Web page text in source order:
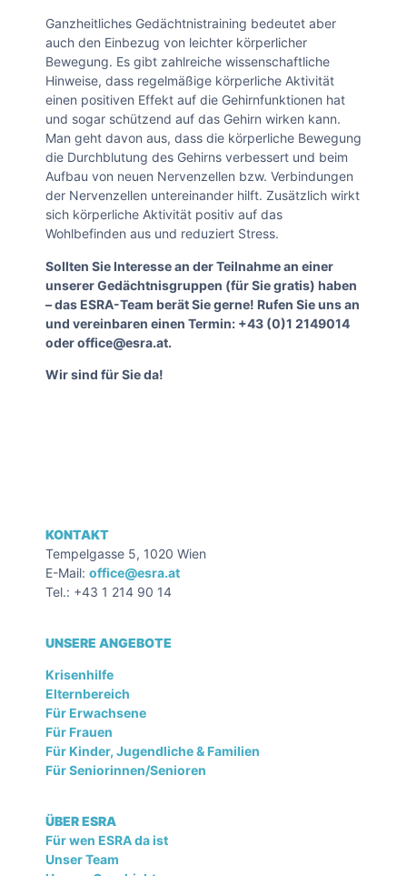
Ganzheitliches Gedächtnistraining bedeutet aber
auch den Einbezug von leichter körperlicher
Bewegung. Es gibt zahlreiche wissenschaftliche
Hinweise, dass regelmäßige körperliche Aktivität
einen positiven Effekt auf die Gehirnfunktionen hat
und sogar schützend auf das Gehirn wirken kann.
Man geht davon aus, dass die körperliche Bewegung
die Durchblutung des Gehirns verbessert und beim
Aufbau von neuen Nervenzellen bzw. Verbindungen
der Nervenzellen untereinander hilft. Zusätzlich wirkt
sich körperliche Aktivität positiv auf das
Wohlbefinden aus und reduziert Stress.
Sollten Sie Interesse an der Teilnahme an einer
unserer Gedächtnisgruppen (für Sie gratis) haben
– das ESRA-Team berät Sie gerne! Rufen Sie uns an
und vereinbaren einen Termin: +43 (0)1 2149014
oder office@esra.at.
Wir sind für Sie da!
KONTAKT
Tempelgasse 5, 1020 Wien
E-Mail: office@esra.at
Tel.: +43 1 214 90 14
UNSERE ANGEBOTE
Krisenhilfe
Elternbereich
Für Erwachsene
Für Frauen
Für Kinder, Jugendliche & Familien
Für Seniorinnen/Senioren
ÜBER ESRA
Für wen ESRA da ist
Unser Team